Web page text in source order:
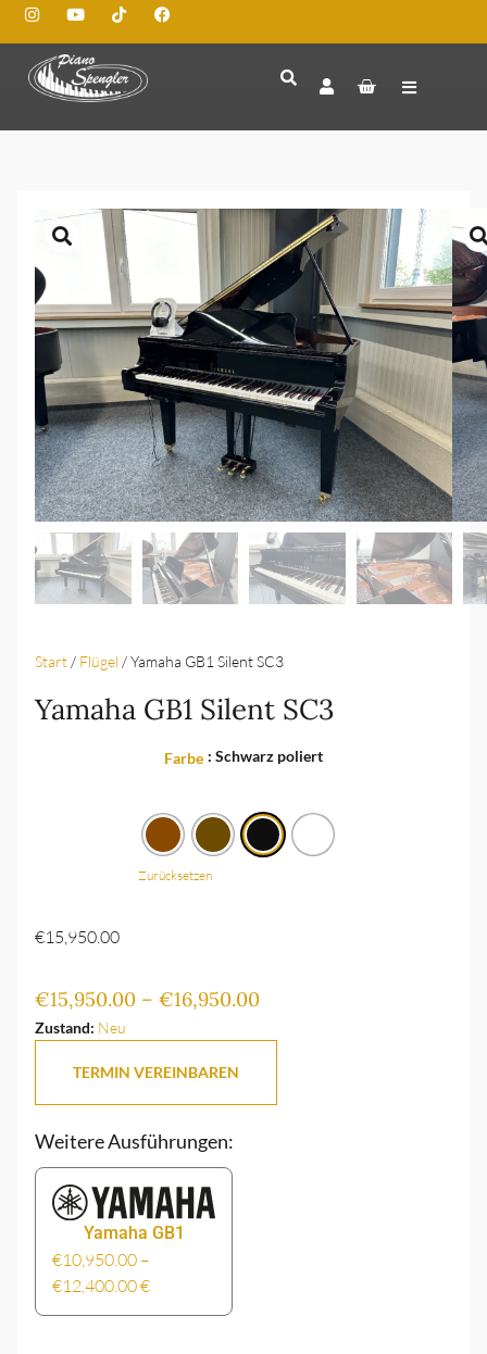
Start / Flügel / Yamaha GB1 Silent SC3
Yamaha GB1 Silent SC3
Farbe : Schwarz poliert
Zurücksetzen
€15,950.00
€15,950.00 – €16,950.00
Zustand: Neu
TERMIN VEREINBAREN
Weitere Ausführungen:
Yamaha GB1
€10,950.00 –
€12,400.00€